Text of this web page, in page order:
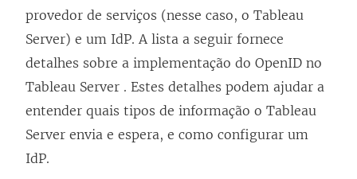
provedor de serviços (nesse caso, o Tableau
Server) e um IdP. A lista a seguir fornece
detalhes sobre a implementação do OpenID no
Tableau Server . Estes detalhes podem ajudar a
entender quais tipos de informação o Tableau
Server envia e espera, e como configurar um
IdP.